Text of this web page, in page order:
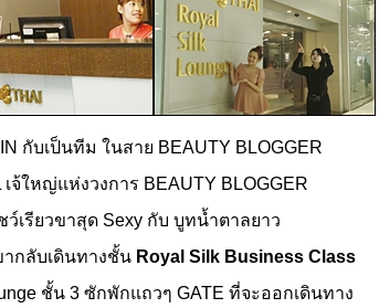
กับเป็นทีม ในสาย BEAUTY BLOGGER
เจ้ใหญ่แห่งวงการ BEAUTY BLOGGER
เรียวขาสุด Sexy กับ บูทน้ำตาลยาว
กลับเดินทางชั้นRoyal Silk Business Class
ชั้น 3 ซักพักแถวๆ GATE ที่จะออกเดินทาง